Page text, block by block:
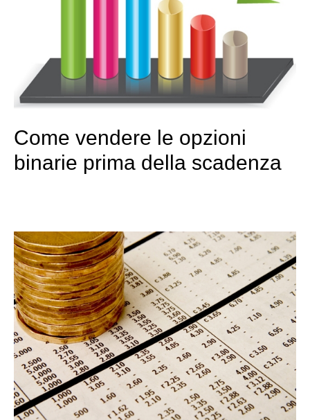
Come vendere le opzioni
binarie prima della scadenza